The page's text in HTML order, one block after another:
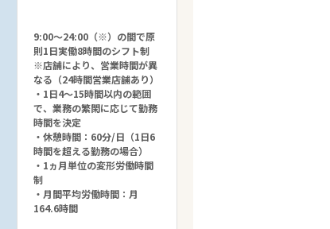
9:00～24:00（※）の間で原
則1日実働8時間のシフト制
※店舗により、営業時間が異
なる（24時間営業店舗あり）
・1日4～15時間以内の範囲
で、業務の繁閑に応じて勤務
時間を決定
・休憩時間：60分/日（1日6
時間を超える勤務の場合）
・1ヵ月単位の変形労働時間
制
・月間平均労働時間：月
164.6時間